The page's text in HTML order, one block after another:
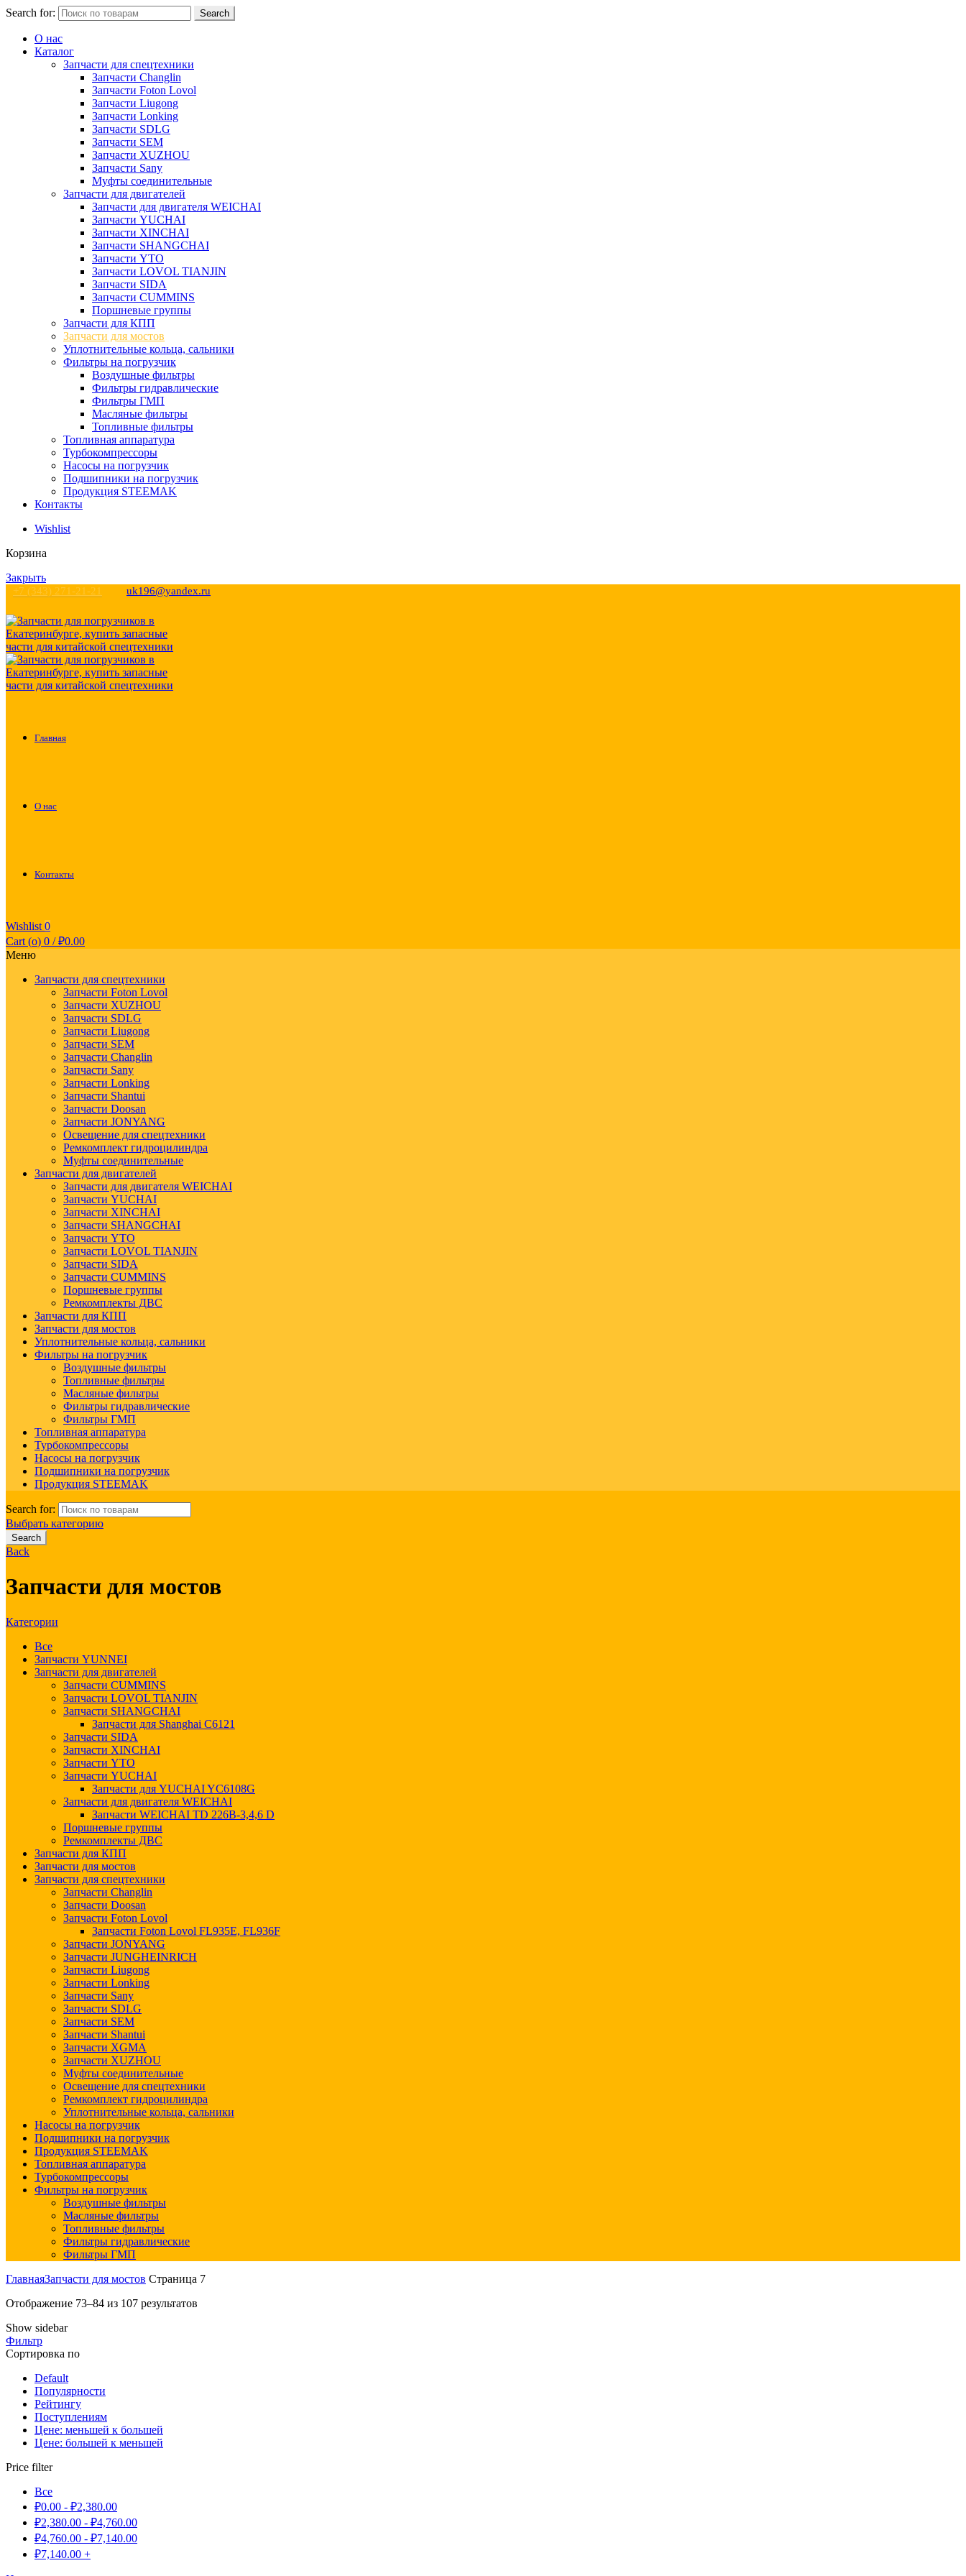
Search for: Search
О нас
Каталог
Запчасти для спецтехники
Запчасти Changlin
Запчасти Foton Lovol
Запчасти Liugong
Запчасти Lonking
Запчасти SDLG
Запчасти SEM
Запчасти XUZHOU
Запчасти Sany
Муфты соединительные
Запчасти для двигателей
Запчасти для двигателя WEICHAI
Запчасти YUCHAI
Запчасти XINCHAI
Запчасти SHANGCHAI
Запчасти YTO
Запчасти LOVOL TIANJIN
Запчасти SIDA
Запчасти CUMMINS
Поршневые группы
Запчасти для КПП
Запчасти для мостов
Уплотнительные кольца, сальники
Фильтры на погрузчик
Воздушные фильтры
Фильтры гидравлические
Фильтры ГМП
Масляные фильтры
Топливные фильтры
Топливная аппаратура
Турбокомпрессоры
Насосы на погрузчик
Подшипники на погрузчик
Продукция STEEMAK
Контакты
Wishlist
Корзина
Закрыть
+7 (343) 271-21-21 uk196@yandex.ru
Главная
О нас
Контакты
Wishlist 0
Cart (o) 0 / ₽0.00
Меню
Запчасти для спецтехники
Запчасти Foton Lovol
Запчасти XUZHOU
Запчасти SDLG
Запчасти Liugong
Запчасти SEM
Запчасти Changlin
Запчасти Sany
Запчасти Lonking
Запчасти Shantui
Запчасти Doosan
Запчасти JONYANG
Освещение для спецтехники
Ремкомплект гидроцилиндра
Муфты соединительные
Запчасти для двигателей
Запчасти для двигателя WEICHAI
Запчасти YUCHAI
Запчасти XINCHAI
Запчасти SHANGCHAI
Запчасти YTO
Запчасти LOVOL TIANJIN
Запчасти SIDA
Запчасти CUMMINS
Поршневые группы
Ремкомплекты ДВС
Запчасти для КПП
Запчасти для мостов
Уплотнительные кольца, сальники
Фильтры на погрузчик
Воздушные фильтры
Топливные фильтры
Масляные фильтры
Фильтры гидравлические
Фильтры ГМП
Топливная аппаратура
Турбокомпрессоры
Насосы на погрузчик
Подшипники на погрузчик
Продукция STEEMAK
Search for:
Выбрать категорию
Search
Back
Запчасти для мостов
Категории
Все
Запчасти YUNNEI
Запчасти для двигателей
Запчасти CUMMINS
Запчасти LOVOL TIANJIN
Запчасти SHANGCHAI
Запчасти для Shanghai C6121
Запчасти SIDA
Запчасти XINCHAI
Запчасти YTO
Запчасти YUCHAI
Запчасти для YUCHAI YC6108G
Запчасти для двигателя WEICHAI
Запчасти WEICHAI TD 226B-3,4,6 D
Поршневые группы
Ремкомплекты ДВС
Запчасти для КПП
Запчасти для мостов
Запчасти для спецтехники
Запчасти Changlin
Запчасти Doosan
Запчасти Foton Lovol
Запчасти Foton Lovol FL935E, FL936F
Запчасти JONYANG
Запчасти JUNGHEINRICH
Запчасти Liugong
Запчасти Lonking
Запчасти Sany
Запчасти SDLG
Запчасти SEM
Запчасти Shantui
Запчасти XGMA
Запчасти XUZHOU
Муфты соединительные
Освещение для спецтехники
Ремкомплект гидроцилиндра
Уплотнительные кольца, сальники
Насосы на погрузчик
Подшипники на погрузчик
Продукция STEEMAK
Топливная аппаратура
Турбокомпрессоры
Фильтры на погрузчик
Воздушные фильтры
Масляные фильтры
Топливные фильтры
Фильтры гидравлические
Фильтры ГМП
ГлавнаяЗапчасти для мостов Страница 7
Отображение 73–84 из 107 результатов
Show sidebar
Фильтр
Сортировка по
Default
Популярности
Рейтингу
Поступлениям
Цене: меньшей к большей
Цене: большей к меньшей
Price filter
Все
₽0.00 - ₽2,380.00
₽2,380.00 - ₽4,760.00
₽4,760.00 - ₽7,140.00
₽7,140.00 +